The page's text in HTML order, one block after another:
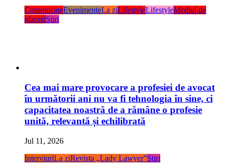
ComunicateEvenimenteLa ziLifestyleLifestyleMediul de
afaceriŞtiri
Cea mai mare provocare a profesiei de avocat
în următorii ani nu va fi tehnologia în sine, ci
capacitatea noastră de a rămâne o profesie
unită, relevantă și echilibrată
Jul 11, 2026
InterviuriLa ziRevista „Lady Lawyer”Ştiri